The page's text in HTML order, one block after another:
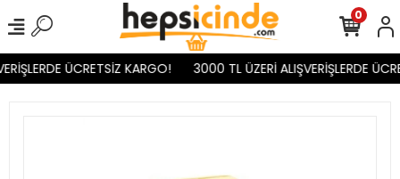
ÜCRETSİZ KARGO! 3000 TL ÜZERİ ALIŞVERİŞLERDE
0